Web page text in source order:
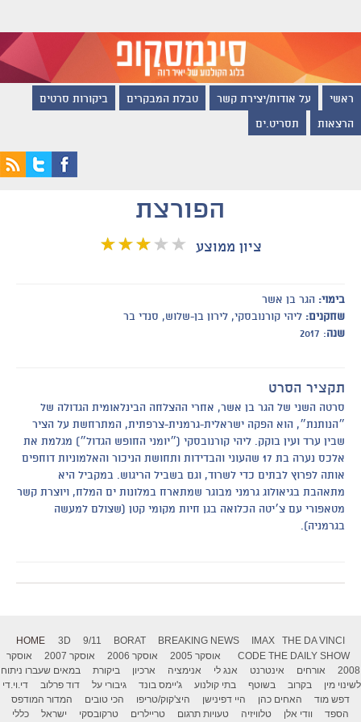
ראשי על אודות/יצירת קשר טבלת המבקרים ביקורות סרטים
הרצאות תסריט.ים
הפורצת
ציון ממוצע
בימוי: הגר בן אשר
שחקנים: ליהי קורנובסקי, לירון בן-שלוש, סנדי בר
שנה: 2017
תקציר הסרט
סרטה השני של הגר בן אשר, אחרי ההצלחה הבינלאומית הגדולה של
״הנותנת״, הוא הפקה ישראלית-גרמנית-צרפתית, המתרחשת על הציר
שבין ערד ועין בוקק. ליהי קורנובסקי (״יומני החופש הגדול״) מגלמת את
אלכס נערה בת 17 שהעוני והבדידות ותחושת הניכור והאלמוניות דוחפים
אותה לפרוץ לבתים כדי לשרוד, וגם בשביל הריגוש. במקביל היא
מתאהבת בגיאולוג גרמני מבוגר שמתארח במלונות ים המלח, ויוצרת קשר
מטאפורי עם צ׳יטה הכלואה בגן חיות מקומי קטן (שצולם למעשה
בגרמניה).
HOME 3D 9/11 BORAT BREAKING NEWS IMAX
THE DA VINCI
CODE THE DAILY SHOW אוסקר 2005 אוסקר 2006 אוסקר 2007
אוסקר
2008
אורחים אינטרנט אנג לי אנימציה ארכיון ביקורת
במאים שעברו ניתוח
לשינוי מין
בקרוב בשוטף בתי קולנוע ג'יימס בונד גיבורי על דוד פרלוב
די.וי.די
דפש מוד
האחים כהן היי דפינישן היצ'קוק/טריפו הכי טובים
המדור המודפס
הספד
וודי אלן טלוויזיה טעויות תרגום טריילרים טרקובסקי ישראל כללי